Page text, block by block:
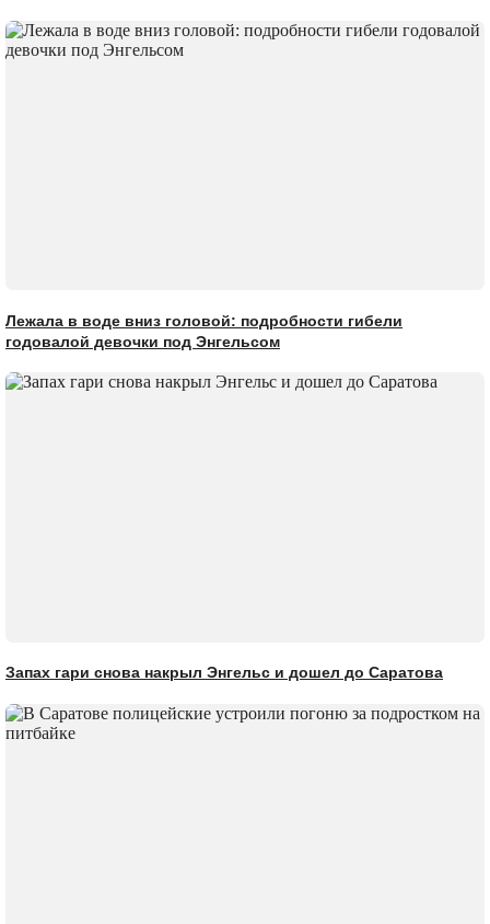
Лежала в воде вниз головой: подробности гибели
годовалой девочки под Энгельсом
Запах гари снова накрыл Энгельс и дошел до Саратова